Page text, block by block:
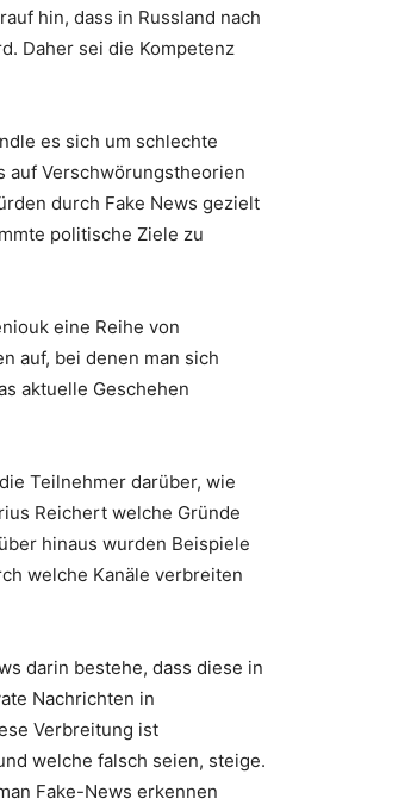
hin, dass in Russland nach
Daher sei die Kompetenz
es sich um schlechte
auf Verschwörungstheorien
durch Fake News gezielt
politische Ziele zu
eine Reihe von
auf, bei denen man sich
aktuelle Geschehen
Teilnehmer darüber, wie
Reichert welche Gründe
hinaus wurden Beispiele
welche Kanäle verbreiten
darin bestehe, dass diese in
Nachrichten in
Verbreitung ist
welche falsch seien, steige.
Fake-News erkennen